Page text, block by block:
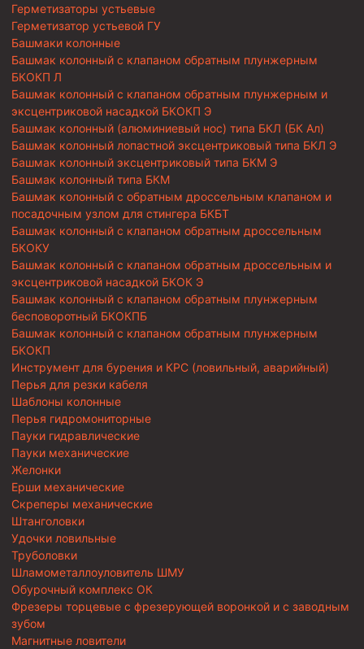
Герметизаторы устьевые
Герметизатор устьевой ГУ
Башмаки колонные
Башмак колонный с клапаном обратным плунжерным
БКОКП Л
Башмак колонный с клапаном обратным плунжерным и
эксцентриковой насадкой БКОКП Э
Башмак колонный (алюминиевый нос) типа БКЛ (БК Ал)
Башмак колонный лопастной эксцентриковый типа БКЛ Э
Башмак колонный эксцентриковый типа БКМ Э
Башмак колонный типа БКМ
Башмак колонный с обратным дроссельным клапаном и
посадочным узлом для стингера БКБТ
Башмак колонный с клапаном обратным дроссельным
БКОКУ
Башмак колонный с клапаном обратным дроссельным и
эксцентриковой насадкой БКОК Э
Башмак колонный с клапаном обратным плунжерным
бесповоротный БКОКПБ
Башмак колонный с клапаном обратным плунжерным
БКОКП
Инструмент для бурения и КРС (ловильный, аварийный)
Перья для резки кабеля
Шаблоны колонные
Перья гидромониторные
Пауки гидравлические
Пауки механические
Желонки
Ерши механические
Скреперы механические
Штанголовки
Удочки ловильные
Труболовки
Шламометаллоуловитель ШМУ
Обурочный комплекс ОК
Фрезеры торцевые с фрезерующей воронкой и с заводным
зубом
Магнитные ловители